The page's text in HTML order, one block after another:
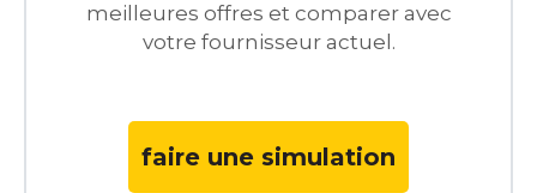
meilleures offres et comparer avec
votre fournisseur actuel.
faire une simulation